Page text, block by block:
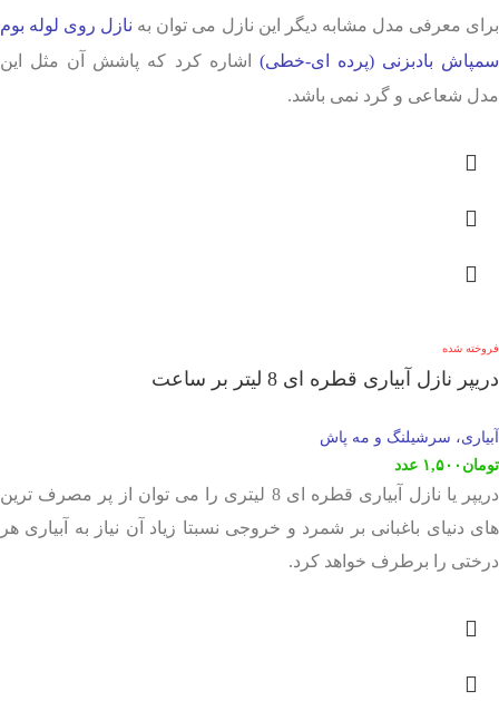
برای معرفی مدل مشابه دیگر این نازل می توان به نازل روی لوله بوم
سمپاش بادبزنی (پرده ای-خطی) اشاره کرد که پاشش آن مثل این
مدل شعاعی و گرد نمی باشد.
فروخته شده
دریپر نازل آبیاری قطره ای 8 لیتر بر ساعت
آبیاری، سرشیلنگ و مه پاش
تومان ۱,۵۰۰ عدد
دریپر یا نازل آبیاری قطره ای 8 لیتری را می توان از پر مصرف ترین
های دنیای باغبانی بر شمرد و خروجی نسبتا زیاد آن نیاز به آبیاری هر
درختی را برطرف خواهد کرد.